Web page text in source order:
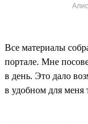
Все материалы
портале. Мне
в день. Это дало
в удобном для меня